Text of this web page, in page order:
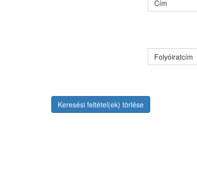
Cím
Folyóiratcím
Keresési feltétel(ek) törlése